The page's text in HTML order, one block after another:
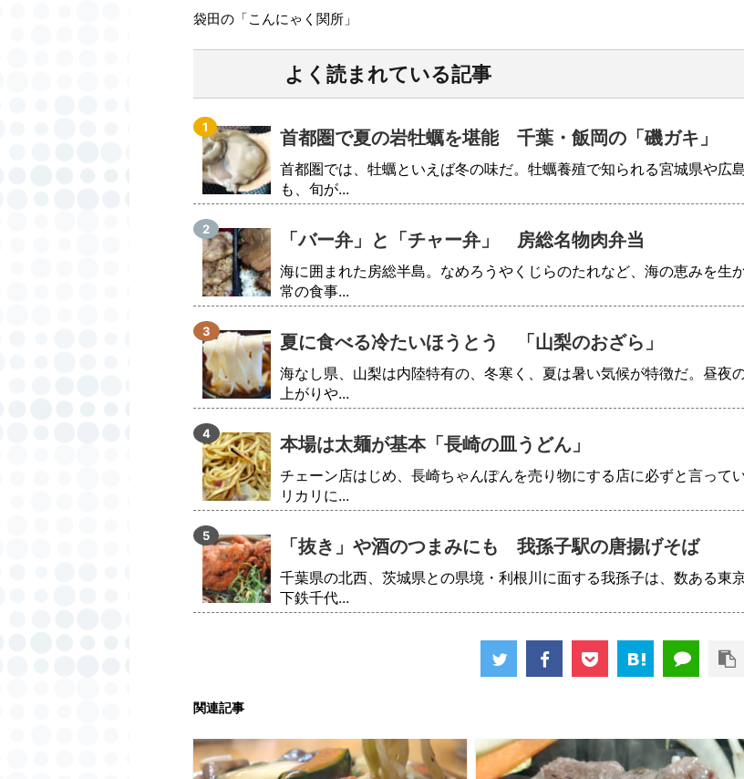
袋田の「こんにゃく関所」
よく読まれている記事
首都圏で夏の岩牡蠣を堪能 千葉・飯岡の「磯ガキ」
首都圏では、牡蠣といえば冬の味だ。牡蠣養殖で知られる宮城県や広
も、旬が...
「バー弁」と「チャー弁」 房総名物肉弁当
海に囲まれた房総半島。なめろうやくじらのたれなど、海の恵みを生
常の食事...
夏に食べる冷たいほうとう 「山梨のおざら」
海なし県、山梨は内陸特有の、冬寒く、夏は暑い気候が特徴だ。昼夜
上がりや...
本場は太麺が基本「長崎の皿うどん」
チェーン店はじめ、長崎ちゃんぽんを売り物にする店に必ずと言って
リカリに...
「抜き」や酒のつまみにも 我孫子駅の唐揚げそば
千葉県の北西、茨城県との県境・利根川に面する我孫子は、数ある東
下鉄千代...
関連記事